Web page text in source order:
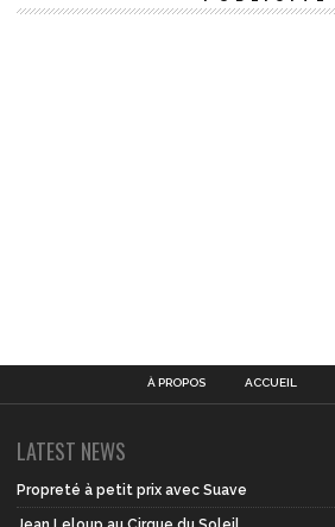
À PROPOS ACCUEIL
LATEST NEWS
Propreté à petit prix avec Suave